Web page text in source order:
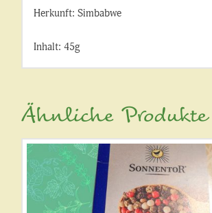
Herkunft: Simbabwe
Inhalt: 45g
Ähnliche Produkte